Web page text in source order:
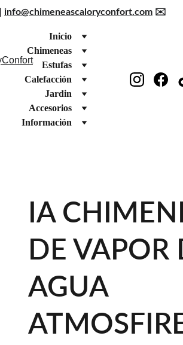
info@chimeneascaloryconfort.com ✉️
Inicio
Chimeneas
Estufas
Calefacción
Jardin
Accesorios
Información
IA
DE VAPOR
AGUA